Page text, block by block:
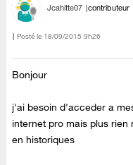
Jcahitte07 contributeur
Posté le ‎18/09/2015 9h26
Bonjour
j'ai besoin d'acceder a
internet pro mais plus
en historiques